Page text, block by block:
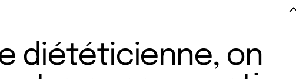
diététicienne, on